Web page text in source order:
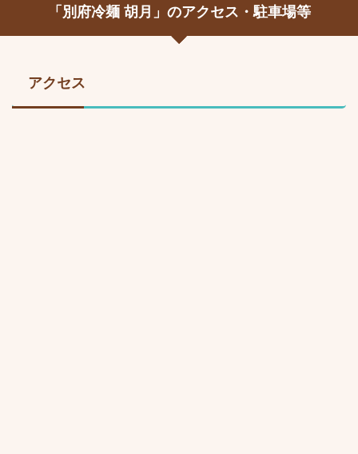
「別府冷麺 胡月」のアクセス・駐車場等
アクセス